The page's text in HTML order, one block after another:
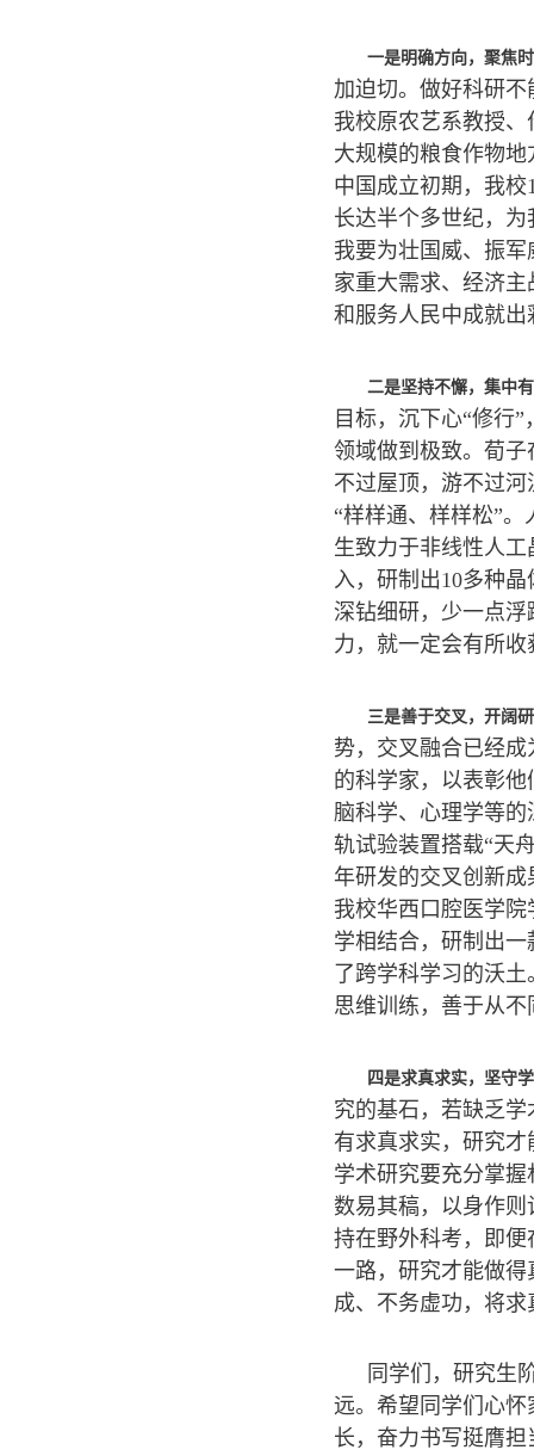
一是明确方向，聚焦
加迫切。做好科研
我校原农艺系教授
大规模的粮食作物
中国成立初期，我
长达半个多世纪，
我要为壮国威、振
家重大需求、经济
和服务人民中成就出
二是坚持不懈，集中
目标，沉下心“修行
领域做到极致。荀
不过屋顶，游不过
“样样通、样样松”
生致力于非线性人
入，研制出10多种
深钻细研，少一点
力，就一定会有所收
三是善于交叉，开阔
势，交叉融合已经
的科学家，以表彰
脑科学、心理学等
轨试验装置搭载“天
年研发的交叉创新
我校华西口腔医学
学相结合，研制出
了跨学科学习的沃
思维训练，善于从
四是求真求实，坚守
究的基石，若缺乏
有求真求实，研究
学术研究要充分掌
数易其稿，以身作
持在野外科考，即
一路，研究才能做
成、不务虚功，将
同学们，研究生
远。希望同学们心
长，奋力书写挺膺